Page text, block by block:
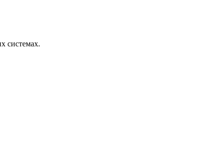
системах.